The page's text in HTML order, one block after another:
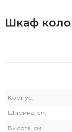
Шкаф
Корпус:
Ширина, см:
Высота, см: